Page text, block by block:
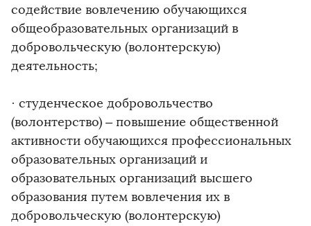
содействие вовлечению обучающихся
общеобразовательных организаций в
добровольческую (волонтерскую)
деятельность;
· студенческое добровольчество
(волонтерство) – повышение общественной
активности обучающихся профессиональных
образовательных организаций и
образовательных организаций высшего
образования путем вовлечения их в
добровольческую (волонтерскую)